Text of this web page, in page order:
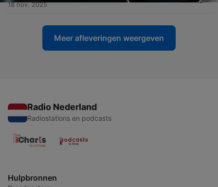
18 nov. 2025
Meer afleveringen weergeven
Radio Nederland
Radiostations en podcasts
Hulpbronnen